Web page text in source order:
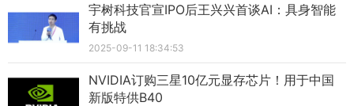
宇树科技官宣IPO后王兴兴首谈AI：具身智能
有挑战
2025-09-11 18:34:53
NVIDIA订购三星10亿元显存芯片！用于中国
新版特供B40